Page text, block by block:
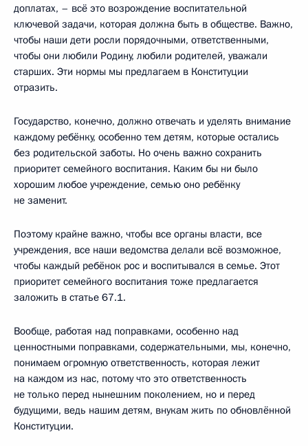
доплатах, – всё это возрождение воспитательной
ключевой задачи, которая должна быть в обществе. Важно,
чтобы наши дети росли порядочными, ответственными,
чтобы они любили Родину, любили родителей, уважали
старших. Эти нормы мы предлагаем в Конституции
отразить.
Государство, конечно, должно отвечать и уделять внимание
каждому ребёнку, особенно тем детям, которые остались
без родительской заботы. Но очень важно сохранить
приоритет семейного воспитания. Каким бы ни было
хорошим любое учреждение, семью оно ребёнку
не заменит.
Поэтому крайне важно, чтобы все органы власти, все
учреждения, все наши ведомства делали всё возможное,
чтобы каждый ребёнок рос и воспитывался в семье. Этот
приоритет семейного воспитания тоже предлагается
заложить в статье 67.1.
Вообще, работая над поправками, особенно над
ценностными поправками, содержательными, мы, конечно,
понимаем огромную ответственность, которая лежит
на каждом из нас, потому что это ответственность
не только перед нынешним поколением, но и перед
будущими, ведь нашим детям, внукам жить по обновлённой
Конституции.